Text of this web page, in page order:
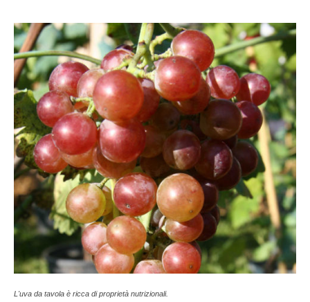
L'uva da tavola è ricca di proprietà nutrizionali.